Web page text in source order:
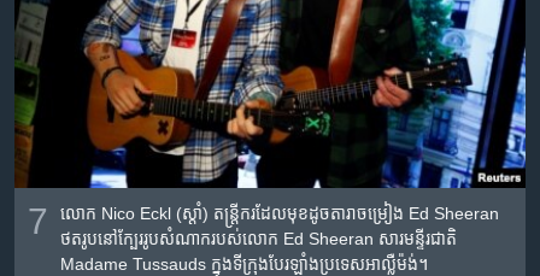
7
លោក Nico Eckl (ស្តាំ) តន្រ្តីករ​ដែល​មុខ​ដូច​តារាចម្រៀង Ed Sheeran​
ថត​រូប​នៅក្បែរ​រូបសំណាករបស់​លោក Ed Sheeran សារមន្ទីរជាតិ​
Madame Tussauds ក្នុង​ទីក្រុង​បែរឡាំង​ប្រទេស​អាល្លឺម៉ង់។